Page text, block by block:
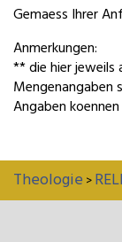
Gemaess Ihrer
Anmerkungen:
** die hier
Mengenangaben
Angaben
Theologie >